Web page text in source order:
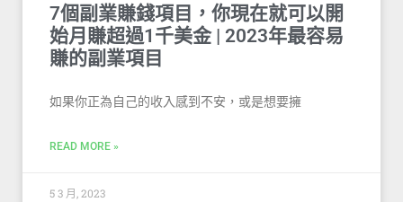
7個副業賺錢項目，你現在就可以開
始月賺超過1千美金 | 2023年最容易
賺的副業項目
如果你正為自己的收入感到不安，或是想要擁
READ MORE »
5 3 月, 2023